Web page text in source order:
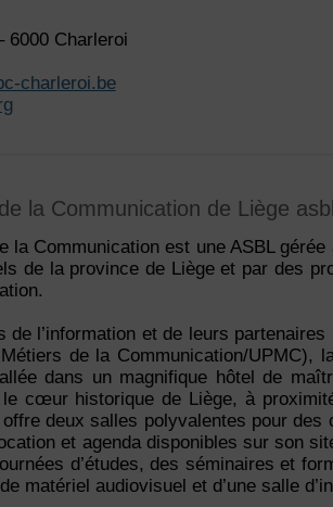
6000 Charleroi
charleroi.be
la Communication de Liège asbl
la Communication est une ASBL
de la province de Liège et par des
de l’information et de leurs partenaires
de la Communication/UPMC),
dans un magnifique hôtel de
cœur historique de Liège, à
deux salles polyvalentes pour des
et agenda disponibles sur son
d’études, des séminaires et
matériel audiovisuel et d’une salle